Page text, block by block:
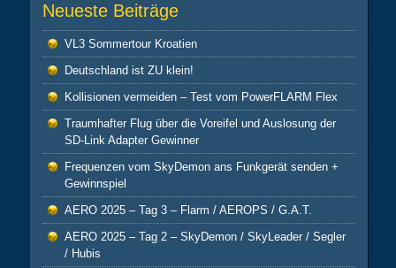
Neueste Beiträge
VL3 Sommertour Kroatien
Deutschland ist ZU klein!
Kollisionen vermeiden – Test vom PowerFLARM Flex
Traumhafter Flug über die Voreifel und Auslosung der
SD-Link Adapter Gewinner
Frequenzen vom SkyDemon ans Funkgerät senden +
Gewinnspiel
AERO 2025 – Tag 3 – Flarm / AEROPS / G.A.T.
AERO 2025 – Tag 2 – SkyDemon / SkyLeader / Segler
/ Hubis